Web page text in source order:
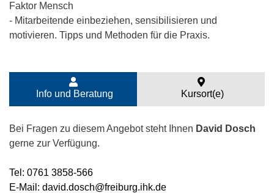
Faktor Mensch
- Mitarbeitende einbeziehen, sensibilisieren und
motivieren. Tipps und Methoden für die Praxis.
Info und Beratung Kursort(e)
Bei Fragen zu diesem Angebot steht Ihnen David Dosch
gerne zur Verfügung.
Tel: 0761 3858-566
E-Mail: david.dosch@freiburg.ihk.de